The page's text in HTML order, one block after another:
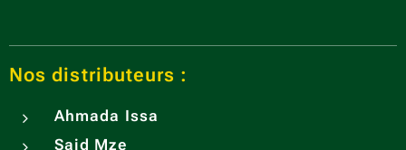
Nos distributeurs :
Ahmada Issa
Said Mze